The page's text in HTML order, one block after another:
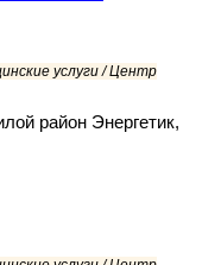
услуги / Центр
район Энергетик,